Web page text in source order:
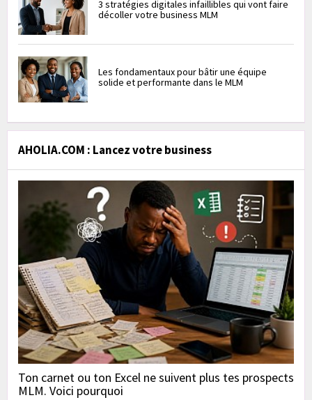
3 stratégies digitales infaillibles qui vont faire
décoller votre business MLM
Les fondamentaux pour bâtir une équipe
solide et performante dans le MLM
AHOLIA.COM : Lancez votre business
Ton carnet ou ton Excel ne suivent plus tes prospects
MLM. Voici pourquoi